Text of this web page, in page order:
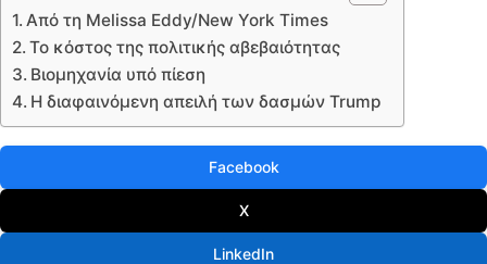
Από τη Melissa Eddy/New York Times
Το κόστος της πολιτικής αβεβαιότητας
Βιομηχανία υπό πίεση
Η διαφαινόμενη απειλή των δασμών Trump
Facebook
X
LinkedIn